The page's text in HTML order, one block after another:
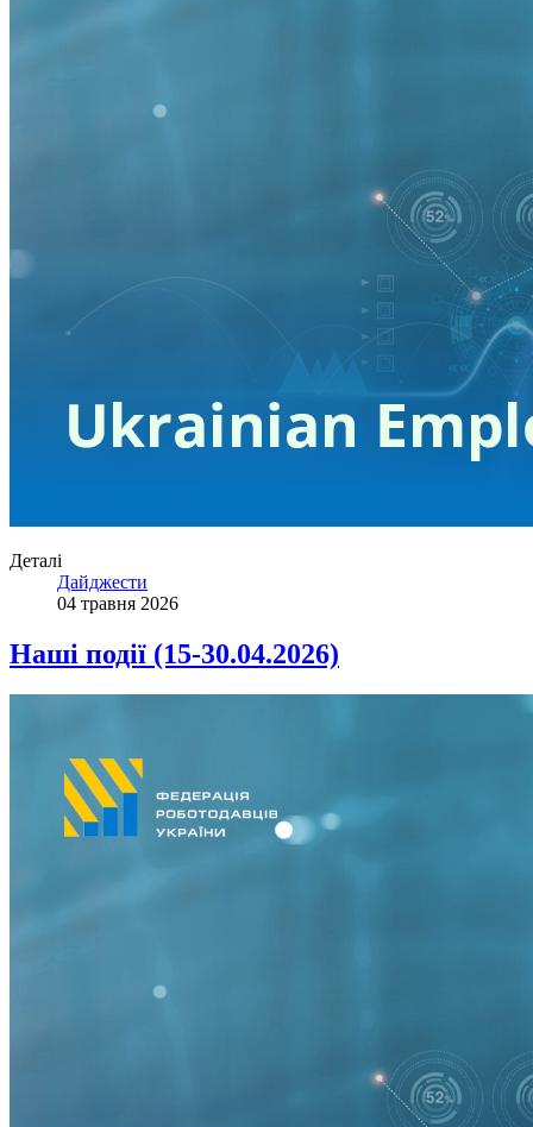
Деталі
Дайджести
04 травня 2026
Наші події (15-30.04.2026)